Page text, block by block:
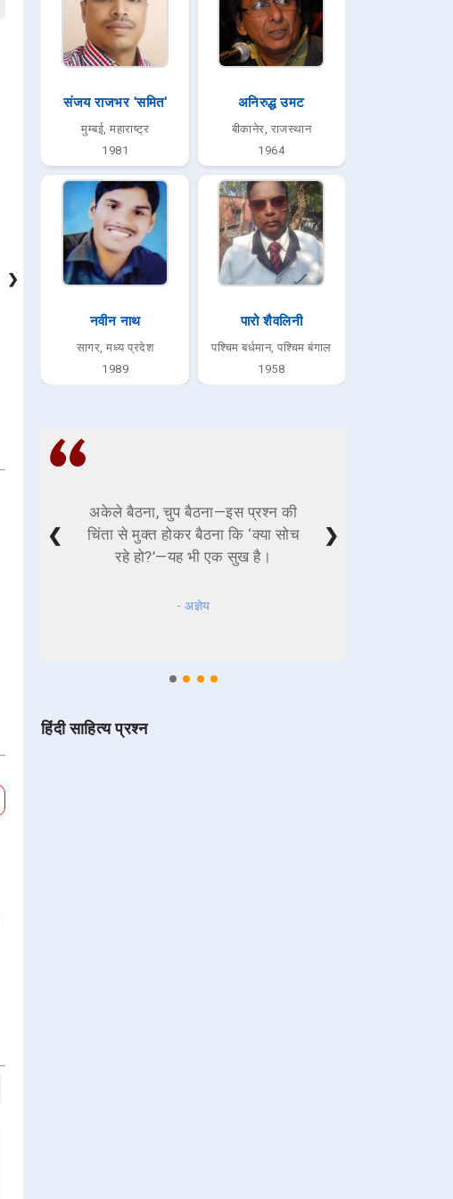
❯
संजय राजभर 'समित'
मुम्बई, महाराष्ट्र
1981
अनिरुद्ध उमट
बीकानेर, राजस्थान
1964
नवीन नाथ
सागर, मध्य प्रदेश
1989
पारो शैवलिनी
पश्चिम बर्धमान, पश्चिम बंगाल
1958
अकेले बैठना, चुप बैठना—इस प्रश्न की
चिंता से मुक्त होकर बैठना कि ‘क्या सोच
रहे हो?’—यह भी एक सुख है।
- अज्ञेय
❮ ❯
हिंदी साहित्य प्रश्न